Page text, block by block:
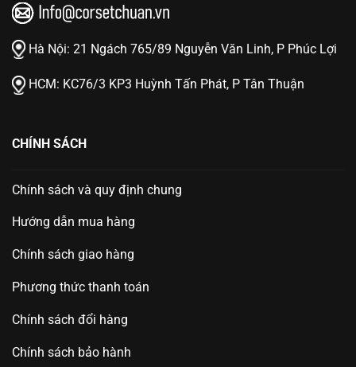
Hà Nội: 21 Ngách 765/89 Nguyễn Văn Linh, P Phúc Lợi
HCM: KC76/3 KP3 Huỳnh Tấn Phát, P Tân Thuận
CHÍNH SÁCH
Chính sách và quy định chung
Hướng dẫn mua hàng
Chính sách giao hàng
Phương thức thanh toán
Chính sách đổi hàng
Chính sách bảo hành